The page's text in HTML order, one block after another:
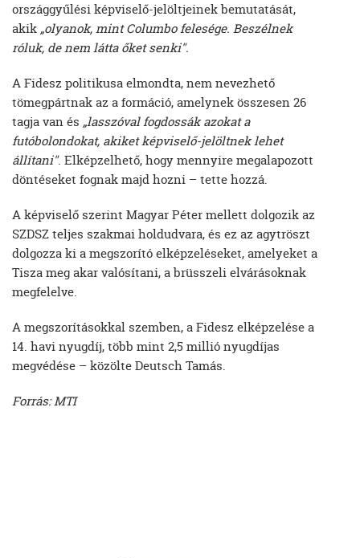
országgyűlési képviselő-jelöltjeinek bemutatását,
akik „olyanok, mint Columbo felesége. Beszélnek
róluk, de nem látta őket senki".
A Fidesz politikusa elmondta, nem nevezhető
tömegpártnak az a formáció, amelynek összesen 26
tagja van és „lasszóval fogdossák azokat a
futóbolondokat, akiket képviselő-jelöltnek lehet
állítani". Elképzelhető, hogy mennyire megalapozott
döntéseket fognak majd hozni – tette hozzá.
A képviselő szerint Magyar Péter mellett dolgozik az
SZDSZ teljes szakmai holdudvara, és ez az agytröszt
dolgozza ki a megszorító elképzeléseket, amelyeket a
Tisza meg akar valósítani, a brüsszeli elvárásoknak
megfelelve.
A megszorításokkal szemben, a Fidesz elképzelése a
14. havi nyugdíj, több mint 2,5 millió nyugdíjas
megvédése – közölte Deutsch Tamás.
Forrás: MTI